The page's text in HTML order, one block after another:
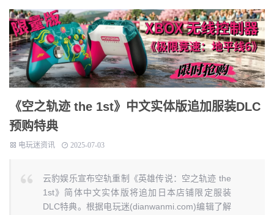
《空之轨迹 the 1st》中文实体版追加服装DLC
预购特典
电玩迷资讯 2025-07-03
云豹娱乐宣布空轨重制《英雄传说：空之轨迹 the
1st》简体中文实体版将追加日本店铺限定服装
DLC特典。根据电玩迷(dianwanmi.com)编辑了解